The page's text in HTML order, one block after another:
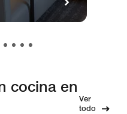
cocina en
Ver
todo